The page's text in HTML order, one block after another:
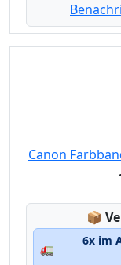
Canon
📦
🚛
6x im